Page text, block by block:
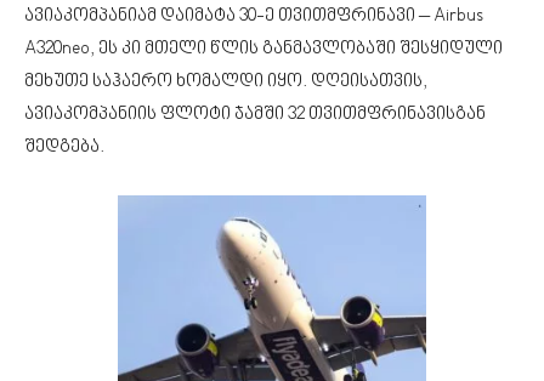
ავიაკომპანიამ დაიმატა 30-ე თვითმფრინავი – Airbus
A320neo, ეს კი მთელი წლის განმავლობაში შესყიდული
მეხუთე საჰაერო ხომალდი იყო. დღეისათვის,
ავიაკომპანიის ფლოტი ჯამში 32 თვითმფრინავისგან
შედგება.